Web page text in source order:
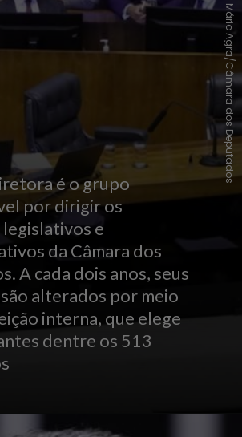
é o grupo
por dirigir os
e
da Câmara dos
A cada dois anos, seus
alterados por meio
interna, que elege
dentre os 513
Mário Agra/Câmara dos Deputados